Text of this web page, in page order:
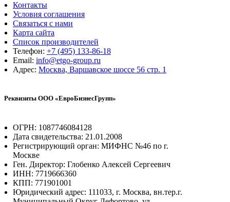
Контакты
Условия соглашения
Связаться с нами
Карта сайта
Список производителей
Телефон: +7 (495) 133-86-18
Email: info@etgo-group.ru
Адрес: Москва, Варшавское шоссе 56 стр. 1
Реквизиты ООО «ЕвроБизнесГрупп»
ОГРН: 1087746084128
Дата свидетельства: 21.01.2008
Регистрирующий орган: МИФНС №46 по г.
Москве
Ген. Директор: Глобенко Алексей Сергеевич
ИНН: 7719666360
КПП: 771901001
Юридический адрес: 111033, г. Москва, вн.тер.г.